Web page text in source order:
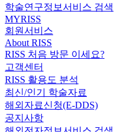
학술연구정보서비스 검색
MYRISS
회원서비스
About RISS
RISS 처음 방문 이세요?
고객센터
RISS 활용도 분석
최신/인기 학술자료
해외자료신청(E-DDS)
공지사항